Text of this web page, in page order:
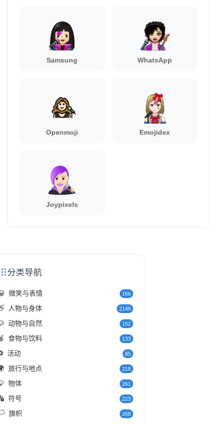
Samsung WhatsApp
Openmoji Emojidex
Joypixels
分类导航
微笑与表情 166
人物与身体 2148
动物与自然 152
食物与饮料 133
活动 85
旅行与地点 218
物体 261
符号 223
旗帜 268